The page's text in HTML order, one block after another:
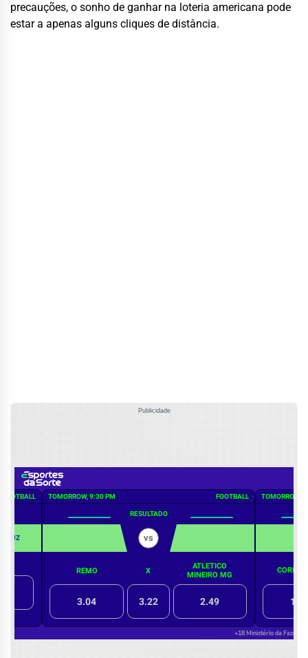
precauções, o sonho de ganhar na loteria americana pode
estar a apenas alguns cliques de distância.
Publicidade